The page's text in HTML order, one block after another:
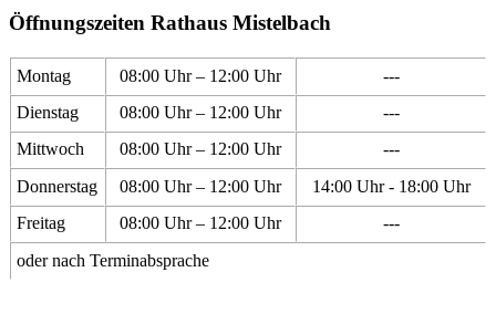
Öffnungszeiten Rathaus Mistelbach
Montag 08:00 Uhr – 12:00 Uhr
---
Dienstag
08:00 Uhr – 12:00 Uhr
---
Mittwoch
08:00 Uhr – 12:00 Uhr
---
Donnerstag
08:00 Uhr – 12:00 Uhr
14:00 Uhr - 18:00 Uhr
Freitag
08:00 Uhr – 12:00 Uhr
---
oder nach Terminabsprache